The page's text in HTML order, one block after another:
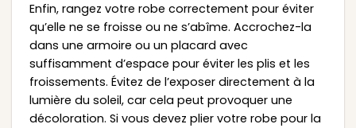
Enfin, rangez votre robe correctement pour éviter
qu’elle ne se froisse ou ne s’abîme. Accrochez-la
dans une armoire ou un placard avec
suffisamment d’espace pour éviter les plis et les
froissements. Évitez de l’exposer directement à la
lumière du soleil, car cela peut provoquer une
décoloration. Si vous devez plier votre robe pour la